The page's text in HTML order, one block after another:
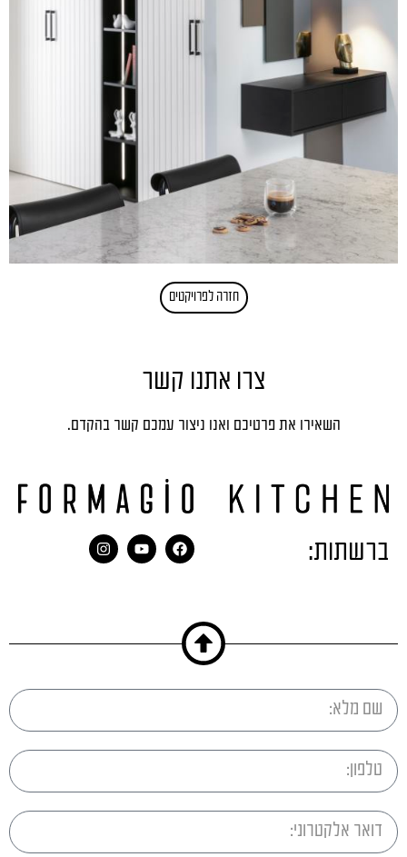
חזרה לפרויקטים
צרו אתנו קשר
השאירו את פרטיכם ואנו ניצור עמכם קשר בהקדם.
ברשתות: